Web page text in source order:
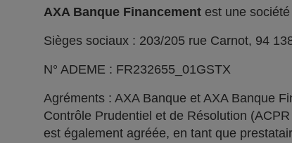
AXA Banque Financement est une
Sièges sociaux : 203/205 rue Carnot, 94
N° ADEME : FR232655_01GSTX
Agréments : AXA Banque et AXA Banque
Contrôle Prudentiel et de Résolution
est également agréée, en tant que